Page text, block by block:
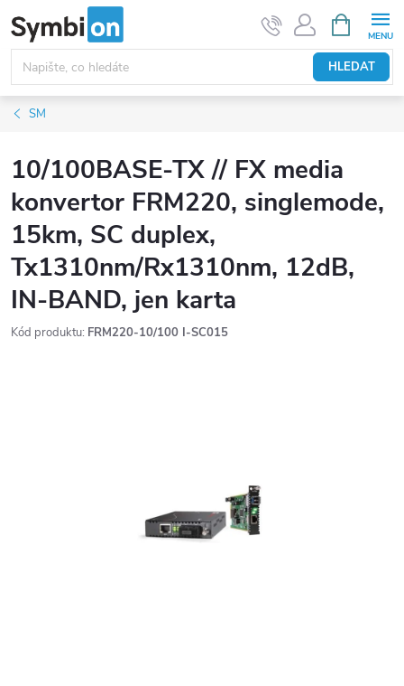
na
obsah
HLEDAT
NÁKUPNÍ
KOŠÍK
SM
10/100BASE-TX // FX media
konvertor FRM220, singlemode,
15km, SC duplex,
Tx1310nm/Rx1310nm, 12dB,
IN-BAND, jen karta
Kód produktu: FRM220-10/100 I-SC015